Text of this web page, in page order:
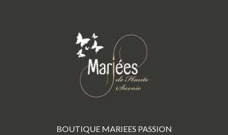
BOUTIQUE MARIEES PASSION